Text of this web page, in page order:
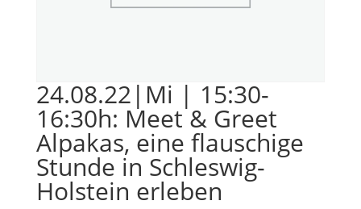
24.08.22|Mi | 15:30-
16:30h: Meet & Greet
Alpakas, eine flauschige
Stunde in Schleswig-
Holstein erleben